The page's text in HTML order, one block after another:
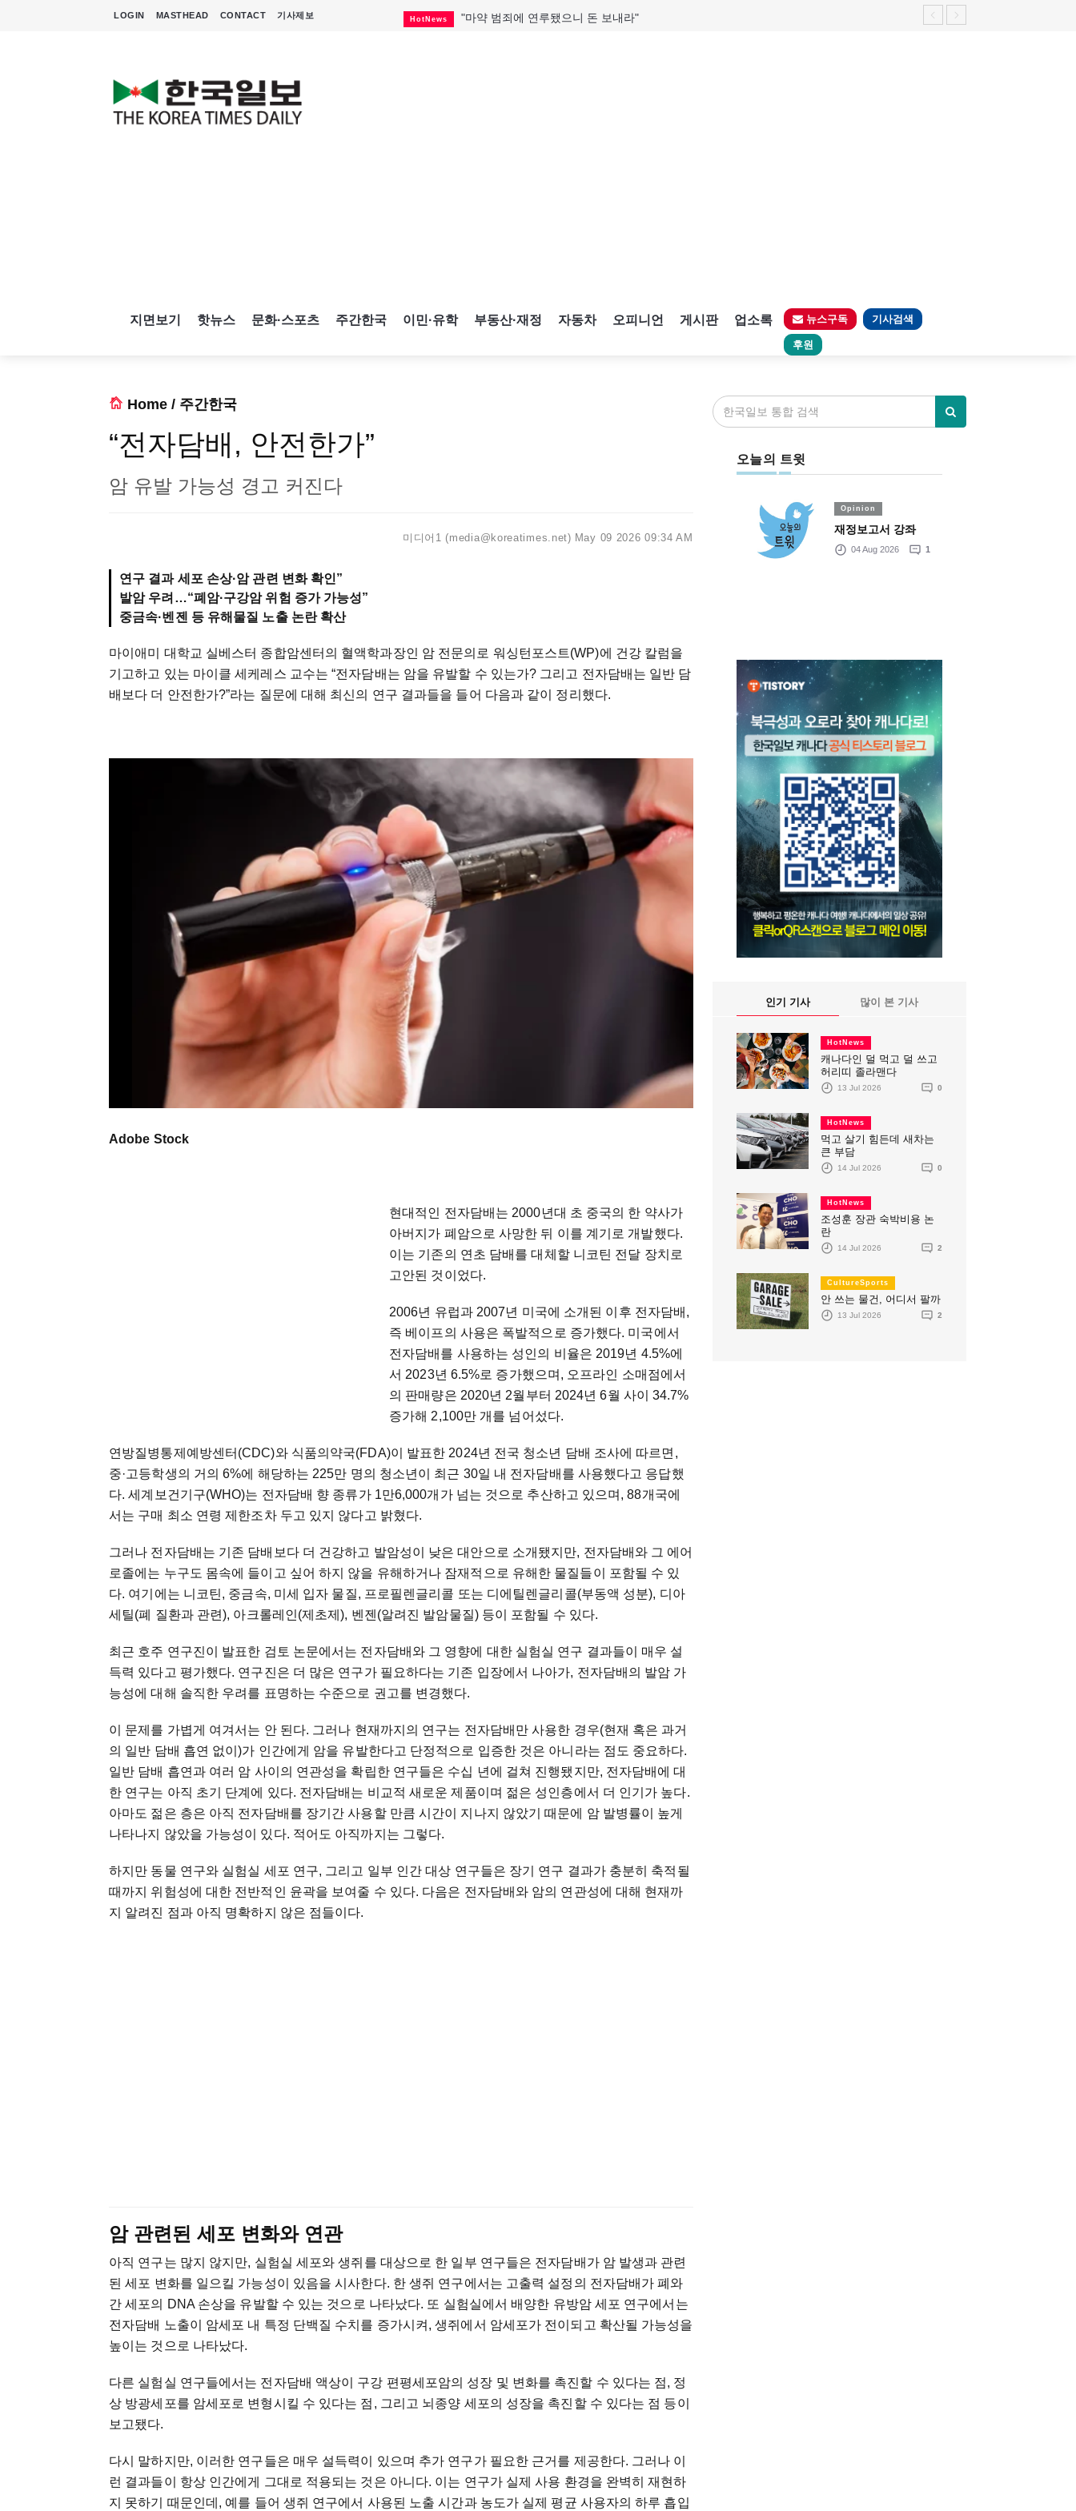
LOGIN MASTHEAD CONTACT 기사제보 HotNews "마약 범죄에 연루됐으니 돈 보내라"
지면보기 핫뉴스 문화·스포츠 주간한국 이민·유학 부동산·재정 자동차 오피니언 게시판 업소록 뉴스구독 기사검색
후원
Home / 주간한국
“전자담배, 안전한가”
암 유발 가능성 경고 커진다
미디어1 (media@koreatimes.net) May 09 2026 09:34 AM
연구 결과 세포 손상·암 관련 변화 확인”
발암 우려…“폐암·구강암 위험 증가 가능성”
중금속·벤젠 등 유해물질 노출 논란 확산
마이애미 대학교 실베스터 종합암센터의 혈액학과장인 암 전문의로 워싱턴포스트(WP)에 건강 칼럼을
기고하고 있는 마이클 세케레스 교수는 “전자담배는 암을 유발할 수 있는가? 그리고 전자담배는 일반 담
배보다 더 안전한가?”라는 질문에 대해 최신의 연구 결과들을 들어 다음과 같이 정리했다.
Adobe Stock
현대적인 전자담배는 2000년대 초 중국의 한 약사가
아버지가 폐암으로 사망한 뒤 이를 계기로 개발했다.
이는 기존의 연초 담배를 대체할 니코틴 전달 장치로
고안된 것이었다.
2006년 유럽과 2007년 미국에 소개된 이후 전자담배,
즉 베이프의 사용은 폭발적으로 증가했다. 미국에서
전자담배를 사용하는 성인의 비율은 2019년 4.5%에
서 2023년 6.5%로 증가했으며, 오프라인 소매점에서
의 판매량은 2020년 2월부터 2024년 6월 사이 34.7%
증가해 2,100만 개를 넘어섰다.
연방질병통제예방센터(CDC)와 식품의약국(FDA)이 발표한 2024년 전국 청소년 담배 조사에 따르면,
중·고등학생의 거의 6%에 해당하는 225만 명의 청소년이 최근 30일 내 전자담배를 사용했다고 응답했
다. 세계보건기구(WHO)는 전자담배 향 종류가 1만6,000개가 넘는 것으로 추산하고 있으며, 88개국에
서는 구매 최소 연령 제한조차 두고 있지 않다고 밝혔다.
그러나 전자담배는 기존 담배보다 더 건강하고 발암성이 낮은 대안으로 소개됐지만, 전자담배와 그 에어
로졸에는 누구도 몸속에 들이고 싶어 하지 않을 유해하거나 잠재적으로 유해한 물질들이 포함될 수 있
다. 여기에는 니코틴, 중금속, 미세 입자 물질, 프로필렌글리콜 또는 디에틸렌글리콜(부동액 성분), 디아
세틸(폐 질환과 관련), 아크롤레인(제초제), 벤젠(알려진 발암물질) 등이 포함될 수 있다.
최근 호주 연구진이 발표한 검토 논문에서는 전자담배와 그 영향에 대한 실험실 연구 결과들이 매우 설
득력 있다고 평가했다. 연구진은 더 많은 연구가 필요하다는 기존 입장에서 나아가, 전자담배의 발암 가
능성에 대해 솔직한 우려를 표명하는 수준으로 권고를 변경했다.
이 문제를 가볍게 여겨서는 안 된다. 그러나 현재까지의 연구는 전자담배만 사용한 경우(현재 혹은 과거
의 일반 담배 흡연 없이)가 인간에게 암을 유발한다고 단정적으로 입증한 것은 아니라는 점도 중요하다.
일반 담배 흡연과 여러 암 사이의 연관성을 확립한 연구들은 수십 년에 걸쳐 진행됐지만, 전자담배에 대
한 연구는 아직 초기 단계에 있다. 전자담배는 비교적 새로운 제품이며 젊은 성인층에서 더 인기가 높다.
아마도 젊은 층은 아직 전자담배를 장기간 사용할 만큼 시간이 지나지 않았기 때문에 암 발병률이 높게
나타나지 않았을 가능성이 있다. 적어도 아직까지는 그렇다.
하지만 동물 연구와 실험실 세포 연구, 그리고 일부 인간 대상 연구들은 장기 연구 결과가 충분히 축적될
때까지 위험성에 대한 전반적인 윤곽을 보여줄 수 있다. 다음은 전자담배와 암의 연관성에 대해 현재까
지 알려진 점과 아직 명확하지 않은 점들이다.
암 관련된 세포 변화와 연관
아직 연구는 많지 않지만, 실험실 세포와 생쥐를 대상으로 한 일부 연구들은 전자담배가 암 발생과 관련
된 세포 변화를 일으킬 가능성이 있음을 시사한다. 한 생쥐 연구에서는 고출력 설정의 전자담배가 폐와
간 세포의 DNA 손상을 유발할 수 있는 것으로 나타났다. 또 실험실에서 배양한 유방암 세포 연구에서는
전자담배 노출이 암세포 내 특정 단백질 수치를 증가시켜, 생쥐에서 암세포가 전이되고 확산될 가능성을
높이는 것으로 나타났다.
다른 실험실 연구들에서는 전자담배 액상이 구강 편평세포암의 성장 및 변화를 촉진할 수 있다는 점, 정
상 방광세포를 암세포로 변형시킬 수 있다는 점, 그리고 뇌종양 세포의 성장을 촉진할 수 있다는 점 등이
보고됐다.
다시 말하지만, 이러한 연구들은 매우 설득력이 있으며 추가 연구가 필요한 근거를 제공한다. 그러나 이
런 결과들이 항상 인간에게 그대로 적용되는 것은 아니다. 이는 연구가 실제 사용 환경을 완벽히 재현하
지 못하기 때문인데, 예를 들어 생쥐 연구에서 사용된 노출 시간과 농도가 실제 평균 사용자의 하루 흡입
오늘의 트윗
Opinion
재정보고서 강좌
04 Aug 2026 1
인기 기사 많이 본 기사
HotNews
캐나다인 덜 먹고 덜 쓰고
허리띠 졸라맨다
13 Jul 2026 0
HotNews
먹고 살기 힘든데 새차는
큰 부담
14 Jul 2026 0
HotNews
조성훈 장관 숙박비용 논
란
14 Jul 2026 2
CultureSports
안 쓰는 물건, 어디서 팔까
13 Jul 2026 2